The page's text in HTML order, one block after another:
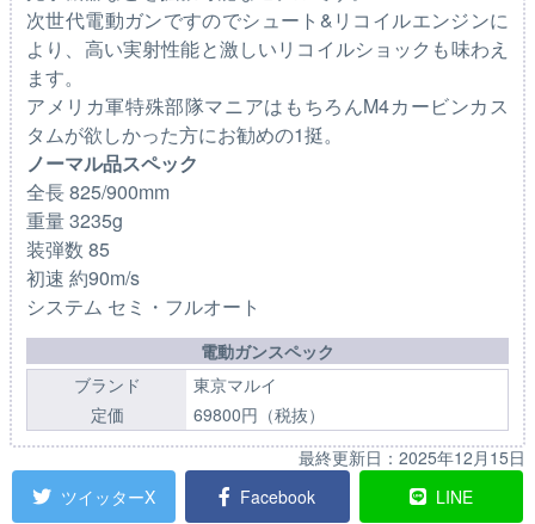
次世代電動ガンですのでシュート&リコイルエンジンに
より、高い実射性能と激しいリコイルショックも味わえ
ます。
アメリカ軍特殊部隊マニアはもちろんM4カービンカス
タムが欲しかった方にお勧めの1挺。
ノーマル品スペック
全長 825/900mm
重量 3235g
装弾数 85
初速 約90m/s
システム セミ・フルオート
電動ガンスペック
ブランド
東京マルイ
定価
69800円（税抜）
最終更新日： 2025年12月15日
ツイッターX
Facebook LINE